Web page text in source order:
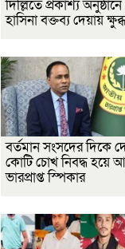
দিল্লিতে প্রকাশ্য
হাসিনা বক্তব্য দেয়ায়
বর্তমান সংসদের দিকে
কোটি চোখ নিবদ্ধ হয়ে
ভারপ্রাপ্ত স্পিকার